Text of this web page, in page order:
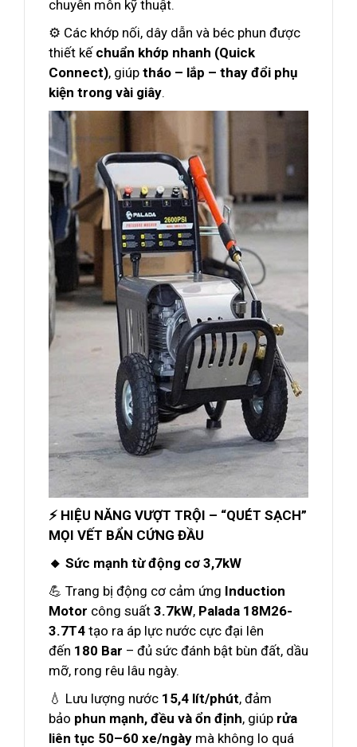
chuyên môn kỹ thuật.
⚙️ Các khớp nối, dây dẫn và béc phun được
thiết kế chuẩn khớp nhanh (Quick
Connect), giúp tháo – lắp – thay đổi phụ
kiện trong vài giây.
⚡ HIỆU NĂNG VƯỢT TRỘI – “QUÉT SẠCH”
MỌI VẾT BẨN CỨNG ĐẦU
🔸 Sức mạnh từ động cơ 3,7kW
💪 Trang bị động cơ cảm ứng Induction
Motor công suất 3.7kW, Palada 18M26-
3.7T4 tạo ra áp lực nước cực đại lên
đến 180 Bar – đủ sức đánh bật bùn đất, dầu
mỡ, rong rêu lâu ngày.
💧 Lưu lượng nước 15,4 lít/phút, đảm
bảo phun mạnh, đều và ổn định, giúp rửa
liên tục 50–60 xe/ngày mà không lo quá